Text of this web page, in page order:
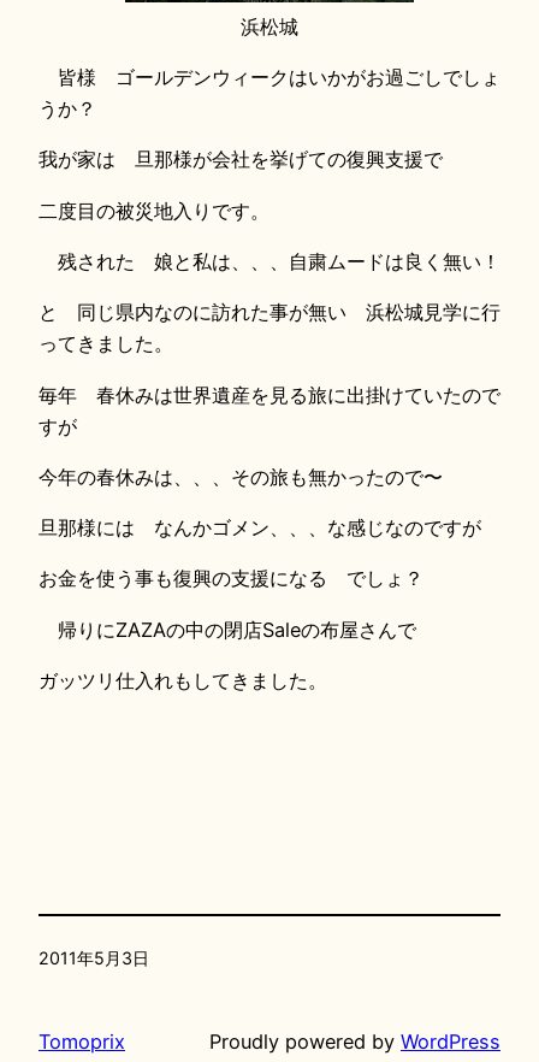
浜松城
皆様 ゴールデンウィークはいかがお過ごしでしょ
うか？
我が家は 旦那様が会社を挙げての復興支援で
二度目の被災地入りです。
残された 娘と私は、、、自粛ムードは良く無い！
と 同じ県内なのに訪れた事が無い 浜松城見学に行
ってきました。
毎年 春休みは世界遺産を見る旅に出掛けていたので
すが
今年の春休みは、、、その旅も無かったので〜
旦那様には なんかゴメン、、、な感じなのですが
お金を使う事も復興の支援になる でしょ？
帰りにZAZAの中の閉店Saleの布屋さんで
ガッツリ仕入れもしてきました。
2011年5月3日
Tomoprix Proudly powered by WordPress